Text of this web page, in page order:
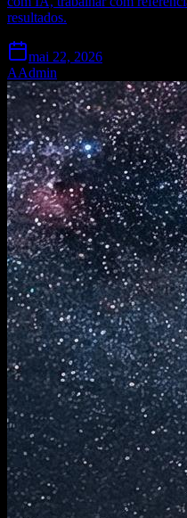
resultados.
mai 22, 2026
AAdmin